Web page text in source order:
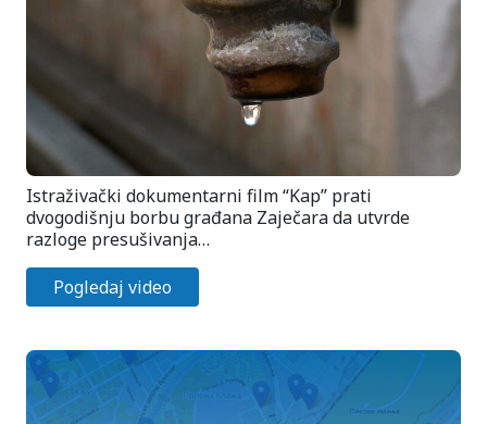
Istraživački dokumentarni film “Kap” prati
dvogodišnju borbu građana Zaječara da utvrde
razloge presušivanja…
Pogledaj video